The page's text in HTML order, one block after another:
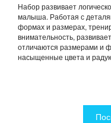
Набор развивает
малыша. Работая с
формах и размерах,
внимательность,
отличаются размерами и
насыщенные цвета и